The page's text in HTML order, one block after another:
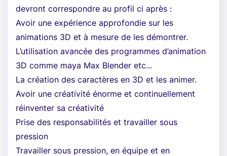
devront correspondre au profil ci après :
Avoir une expérience approfondie sur les
animations 3D et à mesure de les démontrer.
L’utilisation avancée des programmes d’animation
3D comme maya Max Blender etc...
La création des caractères en 3D et les animer.
Avoir une créativité énorme et continuellement
réinventer sa créativité
Prise des responsabilités et travailler sous
pression
Travailler sous pression, en équipe et en